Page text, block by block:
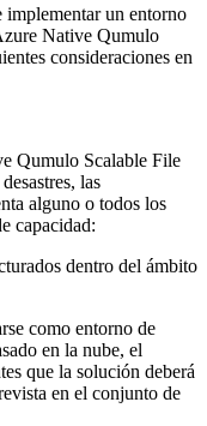
implementar un entorno
Native Qumulo
consideraciones en
Qumulo Scalable File
las
alguno o todos los
capacidad:
dentro del ámbito
como entorno de
en la nube, el
que la solución deberá
en el conjunto de